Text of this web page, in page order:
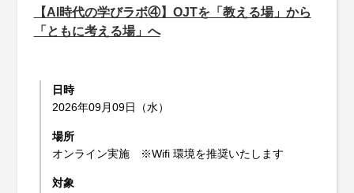
【AI時代の学びラボ④】OJTを「教える場」から
「ともに考える場」へ
日時
2026年09月09日（水）
場所
オンライン実施 ※Wifi 環境を推奨いたします
対象